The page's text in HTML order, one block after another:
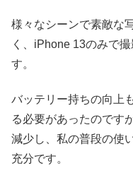
様々なシーンで素敵な
く、iPhone 13のみで
す。
バッテリー持ちの向上
る必要があったのです
減少し、私の普段の使
充分です。